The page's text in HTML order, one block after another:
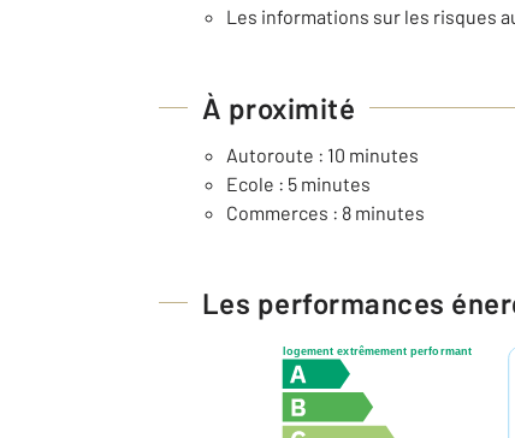
Les informations sur les risques
À proximité
Autoroute : 10 minutes
Ecole : 5 minutes
Commerces : 8 minutes
Les performances
logement extrêmement performant